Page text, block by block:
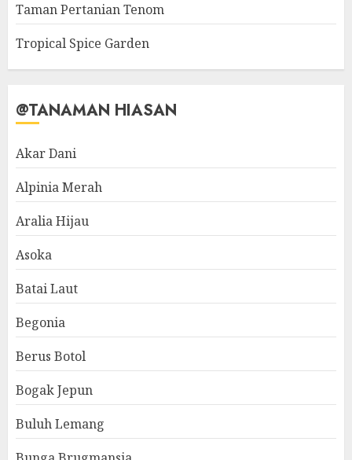
Taman Pertanian Tenom
Tropical Spice Garden
@TANAMAN HIASAN
Akar Dani
Alpinia Merah
Aralia Hijau
Asoka
Batai Laut
Begonia
Berus Botol
Bogak Jepun
Buluh Lemang